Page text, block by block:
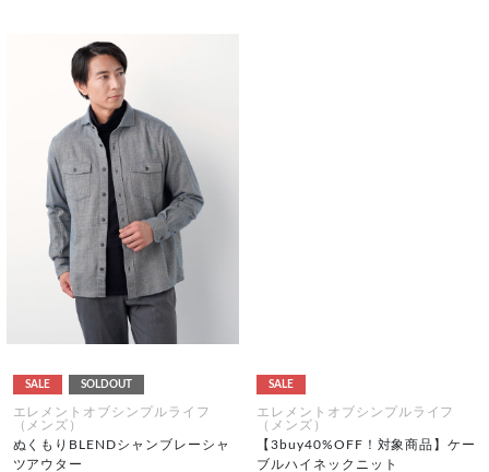
SALE SOLDOUT
エレメントオブシンプルライフ
（メンズ）
ぬくもりBLENDシャンブレーシャ
ツアウター
SALE
エレメントオブシンプルライフ
（メンズ）
【3buy40%OFF！対象商品】ケー
ブルハイネックニット